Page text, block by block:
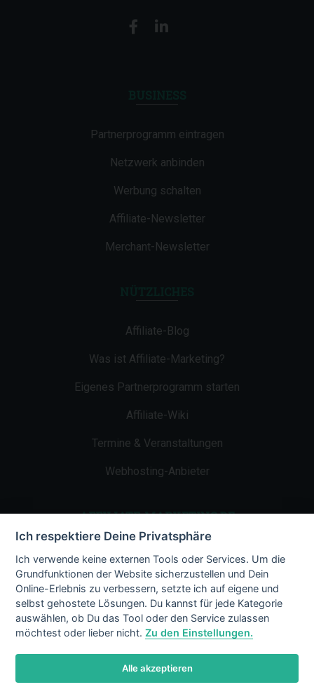
Partnerprogramm eintragen
Netzwerk anbinden
Werbung schalten
Affiliate-Newsletter
Merchant-Newsletter
Affiliate-Blog
Was ist Affiliate-Marketing?
Eigenes Partnerprogramm starten
Affiliate-Wiki
Termine & Veranstaltungen
Webhosting-Anbieter
AFFILIATE-MARKETING.DE
Impressum
Kontakt
Datenschutz
Ich respektiere Deine Privatsphäre
Ich verwende keine externen Tools oder Services. Um die
Grundfunktionen der Website sicherzustellen und Dein
Online-Erlebnis zu verbessern, setzte ich auf eigene und
selbst gehostete Lösungen. Du kannst für jede Kategorie
auswählen, ob Du das Tool oder den Service zulassen
möchtest oder lieber nicht.Zu den Einstellungen.
Alle akzeptieren